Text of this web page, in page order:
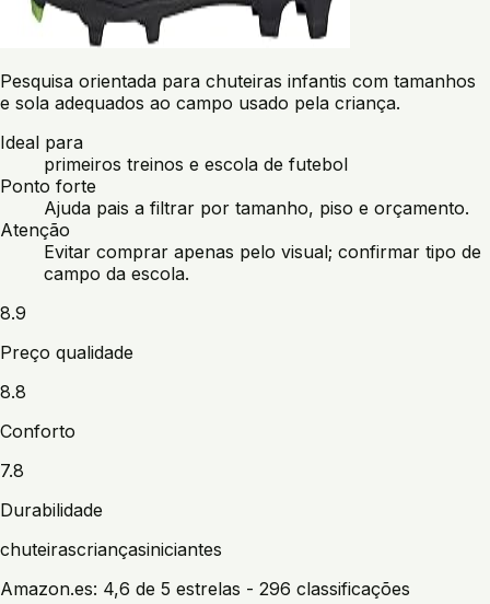
Pesquisa orientada para chuteiras infantis com tamanhos
e sola adequados ao campo usado pela criança.
Ideal para
primeiros treinos e escola de futebol
Ponto forte
Ajuda pais a filtrar por tamanho, piso e orçamento.
Atenção
Evitar comprar apenas pelo visual; confirmar tipo de
campo da escola.
8.9
Preço qualidade
8.8
Conforto
7.8
Durabilidade
chuteirascriançasiniciantes
Amazon.es: 4,6 de 5 estrelas - 296 classificações